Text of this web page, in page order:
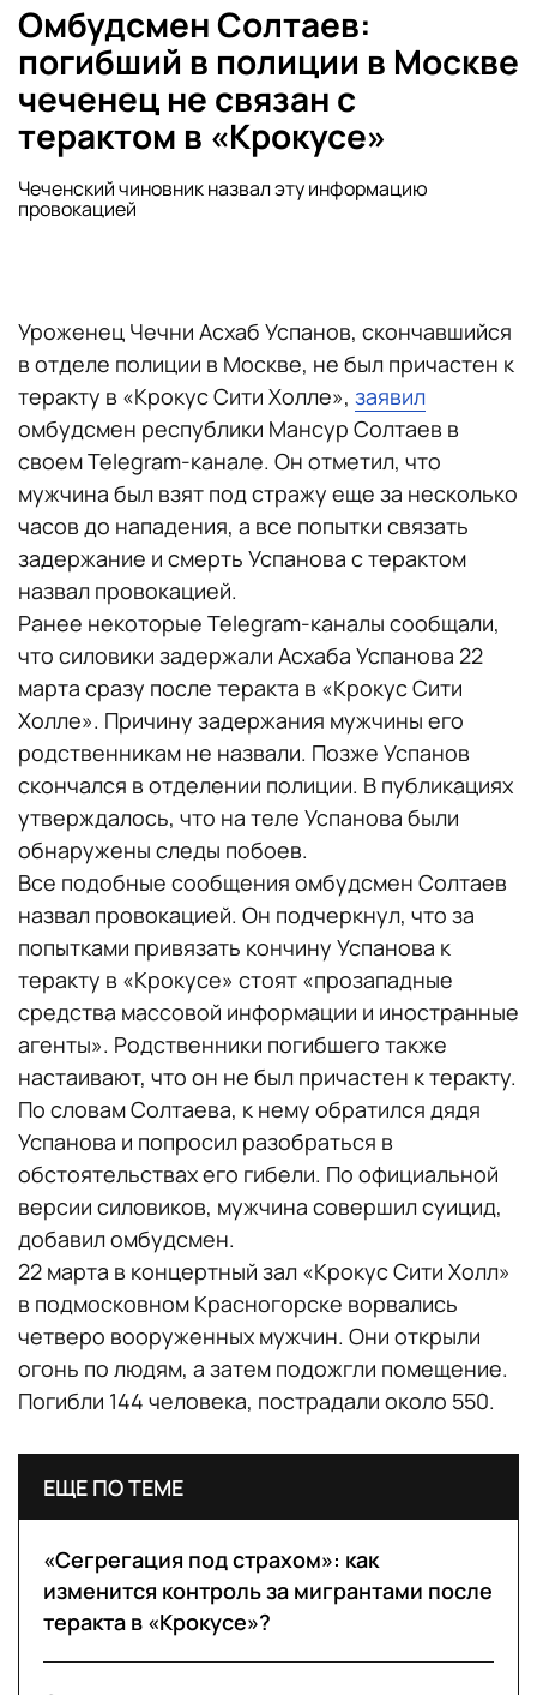
Омбудсмен Солтаев:
погибший в полиции в Москве
чеченец не связан с
терактом в «Крокусе»
Чеченский чиновник назвал эту информацию
провокацией
Уроженец Чечни Асхаб Успанов, скончавшийся
в отделе полиции в Москве, не был причастен к
теракту в «Крокус Сити Холле», заявил
омбудсмен республики Мансур Солтаев в
своем Telegram-канале. Он отметил, что
мужчина был взят под стражу еще за несколько
часов до нападения, а все попытки связать
задержание и смерть Успанова с терактом
назвал провокацией.
Ранее некоторые Telegram-каналы сообщали,
что силовики задержали Асхаба Успанова 22
марта сразу после теракта в «Крокус Сити
Холле». Причину задержания мужчины его
родственникам не назвали. Позже Успанов
скончался в отделении полиции. В публикациях
утверждалось, что на теле Успанова были
обнаружены следы побоев.
Все подобные сообщения омбудсмен Солтаев
назвал провокацией. Он подчеркнул, что за
попытками привязать кончину Успанова к
теракту в «Крокусе» стоят «прозападные
средства массовой информации и иностранные
агенты». Родственники погибшего также
настаивают, что он не был причастен к теракту.
По словам Солтаева, к нему обратился дядя
Успанова и попросил разобраться в
обстоятельствах его гибели. По официальной
версии силовиков, мужчина совершил суицид,
добавил омбудсмен.
22 марта в концертный зал «Крокус Сити Холл»
в подмосковном Красногорске ворвались
четверо вооруженных мужчин. Они открыли
огонь по людям, а затем подожгли помещение.
Погибли 144 человека, пострадали около 550.
ЕЩЕ ПО ТЕМЕ
«Сегрегация под страхом»: как
изменится контроль за мигрантами после
теракта в «Крокусе»?